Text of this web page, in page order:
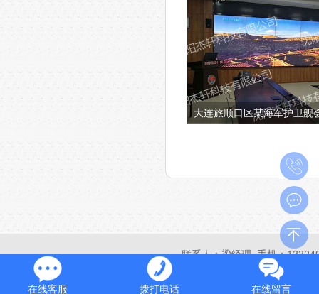
大连旅顺口区某海军护卫舰
联系人：梁经理 手机：
在线客服 拨打电话 在线留言